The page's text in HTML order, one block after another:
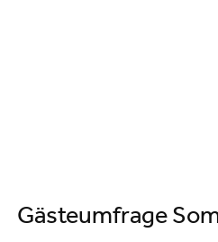
Gästeumfrage